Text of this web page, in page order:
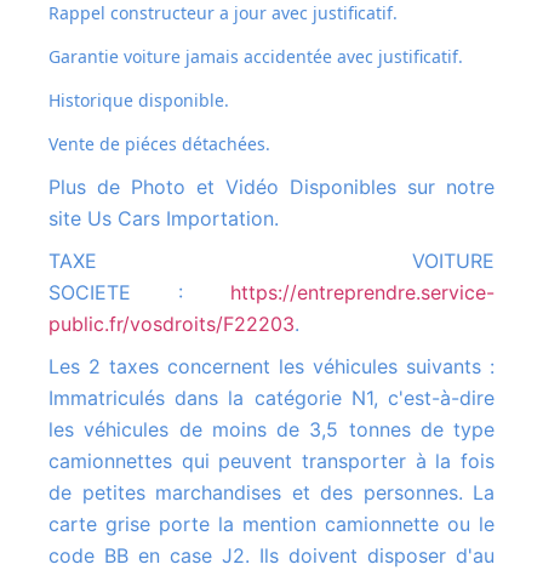
Rappel constructeur a jour avec justificatif.
Garantie voiture jamais accidentée avec justificatif.
Historique disponible.
Vente de piéces détachées.
Plus de Photo et Vidéo Disponibles sur notre
site Us Cars Importation.
TAXE VOITURE
SOCIETE : https://entreprendre.service-
public.fr/vosdroits/F22203.
Les 2 taxes concernent les véhicules suivants :
Immatriculés dans la catégorie N1, c'est-à-dire
les véhicules de moins de 3,5 tonnes de type
camionnettes qui peuvent transporter à la fois
de petites marchandises et des personnes. La
carte grise porte la mention camionnette ou le
code BB en case J2. Ils doivent disposer d'au